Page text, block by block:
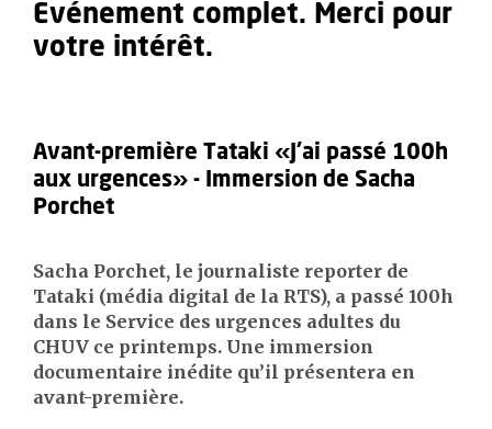
Événement complet. Merci pour
votre intérêt.
Avant-première Tataki «J’ai passé 100h
aux urgences» - Immersion de Sacha
Porchet
Sacha Porchet, le journaliste reporter de
Tataki (média digital de la RTS), a passé 100h
dans le Service des urgences adultes du
CHUV ce printemps. Une immersion
documentaire inédite qu’il présentera en
avant-première.